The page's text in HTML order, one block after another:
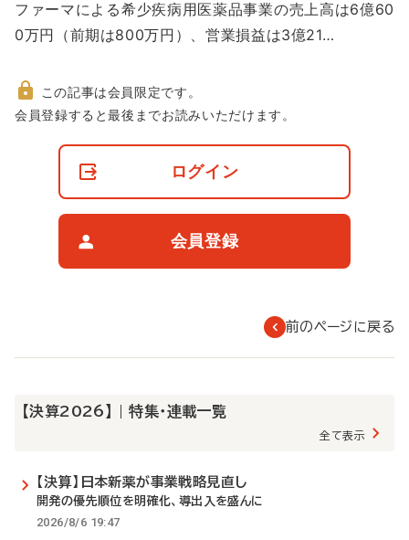
ファーマによる希少疾病用医薬品事業の売上高は6億60
0万円（前期は800万円）、営業損益は3億21…
非
この記事は会員限定です。
会員登録すると最後までお読みいただけます。
ログイン
会員登録
前のページに戻る
【決算2026】 | 特集・連載一覧
全て表示
【決算】日本新薬が事業戦略見直し
開発の優先順位を明確化、導出入を盛んに
2026/8/6 19:47